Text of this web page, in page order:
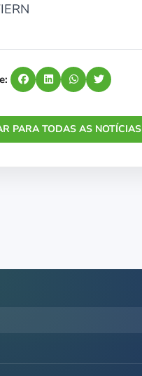
PARA TODAS AS NOTÍCIAS